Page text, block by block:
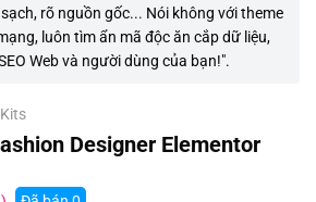
rõ nguồn gốc... Nói không với theme
luôn tìm ẩn mã độc ăn cắp dữ liệu,
Web và người dùng của bạn!".
Designer Elementor